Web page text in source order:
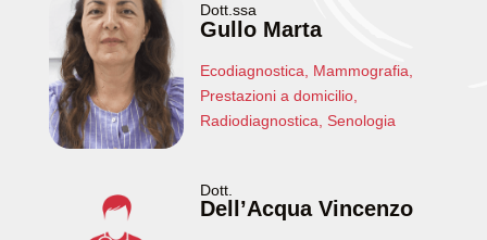
Dott.ssa
Gullo Marta
Ecodiagnostica Mammografia
Prestazioni a domicilio
Radiodiagnostica Senologia
Dott.
Dell’Acqua Vincenzo